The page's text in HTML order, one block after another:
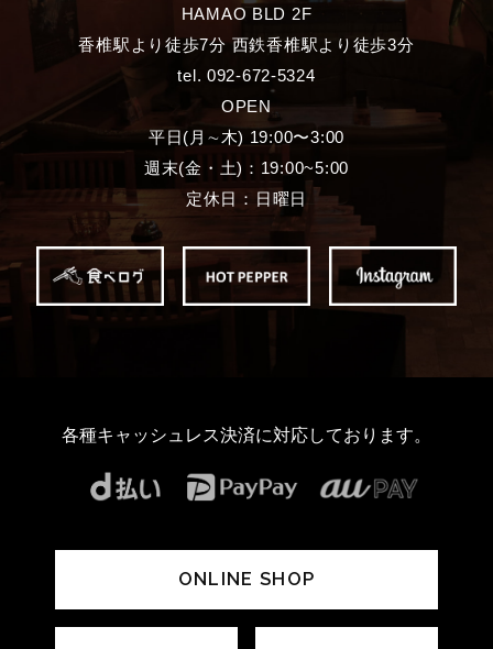
HAMAO BLD 2F
香椎駅より徒歩7分 西鉄香椎駅より徒歩3分
tel. 092-672-5324
OPEN
平日(月∼木) 19:00〜3:00
週末(金・土)：19:00~5:00
定休日：日曜日
各種キャッシュレス決済に対応しております。
ONLINE SHOP